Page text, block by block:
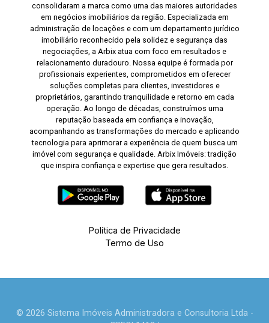
consolidaram a marca como uma das maiores autoridades
em negócios imobiliários da região. Especializada em
administração de locações e com um departamento jurídico
imobiliário reconhecido pela solidez e segurança das
negociações, a Arbix atua com foco em resultados e
relacionamento duradouro. Nossa equipe é formada por
profissionais experientes, comprometidos em oferecer
soluções completas para clientes, investidores e
proprietários, garantindo tranquilidade e retorno em cada
operação. Ao longo de décadas, construímos uma
reputação baseada em confiança e inovação,
acompanhando as transformações do mercado e aplicando
tecnologia para aprimorar a experiência de quem busca um
imóvel com segurança e qualidade. Arbix Imóveis: tradição
que inspira confiança e expertise que gera resultados.
Política de Privacidade
Termo de Uso
© 2026 Sistema Imóveis Administradora e Consultoria Ltda -